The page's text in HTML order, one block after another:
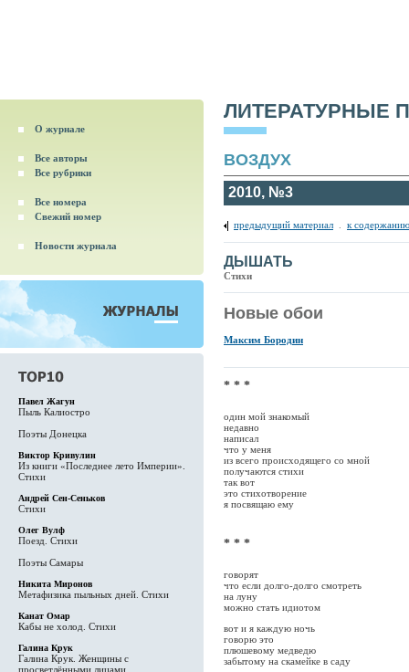
О журнале
Все авторы
Все рубрики
Все номера
Свежий номер
Новости журнала
Павел Жагун
Пыль Калиостро
Поэты Донецка
Виктор Кривулин
Из книги «Последнее лето Империи».
Стихи
Андрей Сен-Сеньков
Стихи
Олег Вулф
Поезд. Стихи
Поэты Самары
Никита Миронов
Метафизика пыльных дней. Стихи
Канат Омар
Кабы не холод. Стихи
Галина Крук
Галина Крук. Женщины с
просветлёнными лицами
ЛИТЕРАТУРНЫЕ
ВОЗДУХ
2010, №3
предыдущий материал к
ДЫШАТЬ
Стихи
Новые обои
Максим Бородин
* * *
один мой знакомый
недавно
написал
что у меня
из всего происходящего со мной
получаются стихи
так вот
это стихотворение
я посвящаю ему
* * *
говорят
что если долго-долго смотреть
на луну
можно стать идиотом
вот и я каждую ночь
говорю это
плюшевому медведю
забытому на скамейке в саду